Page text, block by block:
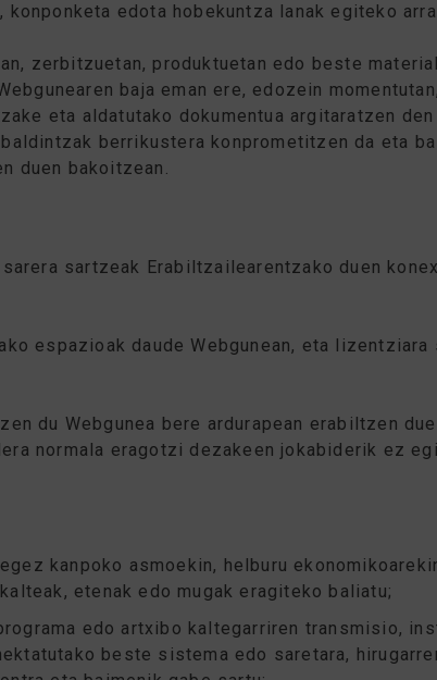
edota hobekuntza lanak egiteko
zerbitzuetan, produktuetan edo beste
baja eman ere, edozein
eta aldatutako dokumentua argitaratzen
berrikustera konprometitzen da eta
duen bakoitzean.
sartzeak Erabiltzailearentzako duen
espazioak daude Webgunean, eta lizentziara
du Webgunea bere ardurapean erabiltzen
normala eragotzi dezakeen jokabiderik ez
kanpoko asmoekin, helburu
etenak edo mugak eragiteko baliatu;
edo artxibo kaltegarriren transmisio,
beste sistema edo saretara,